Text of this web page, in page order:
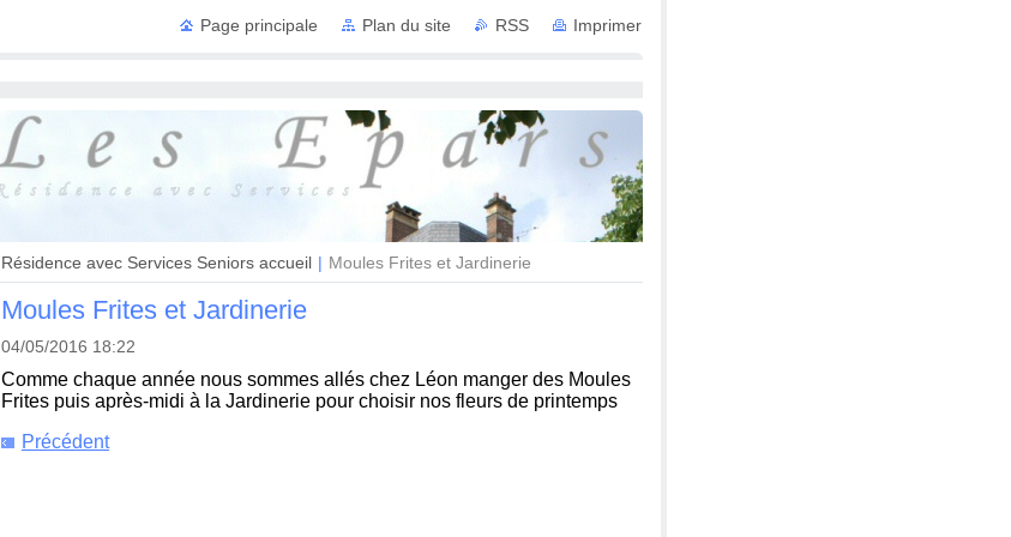
Résidence avec Services
Résidence avec Services Seniors accueil Moules Frites et Jardinerie
Moules Frites et Jardinerie
04/05/2016 18:22
Comme chaque année nous sommes allés chez Léon manger des Moules
Frites puis après-midi à la Jardinerie pour choisir nos fleurs de printemps
Précédent
Page principale Plan du site RSS Imprimer